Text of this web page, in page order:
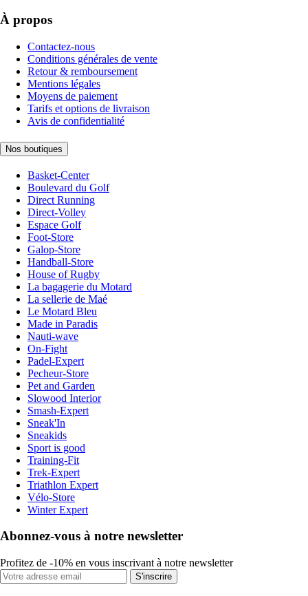
À propos
Contactez-nous
Conditions générales de vente
Retour & remboursement
Mentions légales
Moyens de paiement
Tarifs et options de livraison
Avis de confidentialité
Nos boutiques
Basket-Center
Boulevard du Golf
Direct Running
Direct-Volley
Espace Golf
Foot-Store
Galop-Store
Handball-Store
House of Rugby
La bagagerie du Motard
La sellerie de Maé
Le Motard Bleu
Made in Paradis
Nauti-wave
On-Fight
Padel-Expert
Pecheur-Store
Pet and Garden
Slowood Interior
Smash-Expert
Sneak'In
Sneakids
Sport is good
Training-Fit
Trek-Expert
Triathlon Expert
Vélo-Store
Winter Expert
Abonnez-vous à notre newsletter
Profitez de -10% en vous inscrivant à notre newsletter
S'inscrire